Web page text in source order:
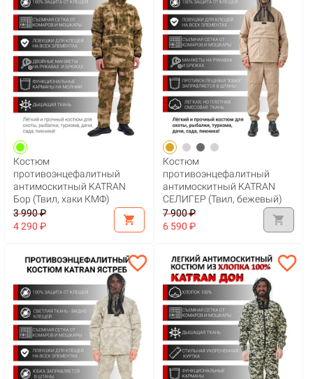
Костюм
противоэнцефалитный
антимоскитный KATRAN
Бор (Твил, хаки КМФ)
3 990 ₽
4 290 ₽
shopping_cart
Костюм
противоэнцефалитный
антимоскитный KATRAN
СЕЛИГЕР (Твил, бежевый)
7 900 ₽
6 590 ₽
shopping_cart
favorite_border favorite_border